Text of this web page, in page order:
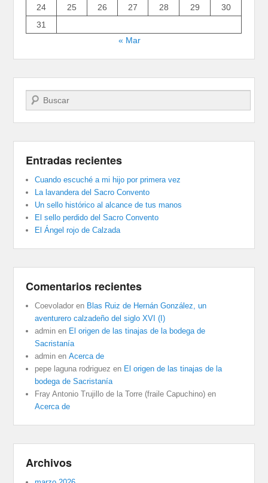
24
25 26 27 28 29
30
31
« Mar
Buscar
Entradas recientes
Cuando escuché a mi hijo por primera vez
La lavandera del Sacro Convento
Un sello histórico al alcance de tus manos
El sello perdido del Sacro Convento
El Ángel rojo de Calzada
Comentarios recientes
Coevolador en Blas Ruiz de Hernán González, un
aventurero calzadeño del siglo XVI (I)
admin en El origen de las tinajas de la bodega de
Sacristanía
admin enAcerca de
pepe laguna rodriguez en El origen de las tinajas de la
bodega de Sacristanía
Fray Antonio Trujillo de la Torre (fraile Capuchino) en
Acerca de
Archivos